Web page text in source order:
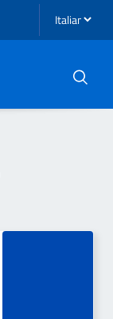
Seleziona